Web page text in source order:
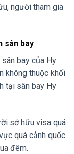
người tham gia
sân bay
bay của Hy
không thuộc khối
tại sân bay Hy
sở hữu visa quá
quá cảnh quốc
đêm.